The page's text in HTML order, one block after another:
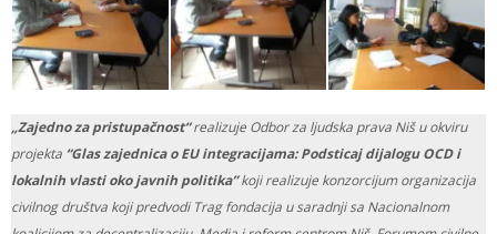
„Zajedno za pristupačnost“realizuje Odbor za ljudska prava Niš u okviru
projekta “Glas zajednica o EU integracijama: Podsticaj dijalogu OCD i
lokalnih vlasti oko javnih politika”koji realizuje konzorcijum organizacija
civilnog društva koji predvodi Trag fondacija u saradnji sa Nacionalnom